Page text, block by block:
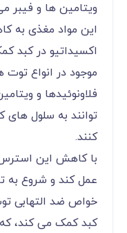
ویتامین ها و فیبر
این مواد مغذی به
اکسیداتیو در کبد
موجود در انواع توت
توانند به سلول های
کنند.
با کاهش این استرس
عمل کند و شروع به
خواص ضد التهابی
کبد کمک می کند، که